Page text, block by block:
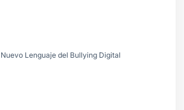
Nuevo Lenguaje del Bullying Digital